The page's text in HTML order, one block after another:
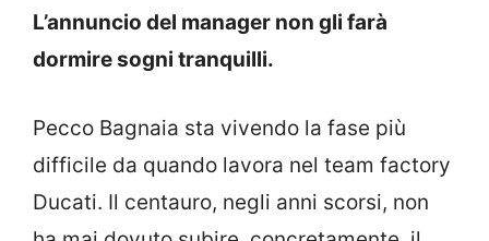
L’annuncio del manager non gli farà
dormire sogni tranquilli.
Pecco Bagnaia sta vivendo la fase più
difficile da quando lavora nel team factory
Ducati. Il centauro, negli anni scorsi, non